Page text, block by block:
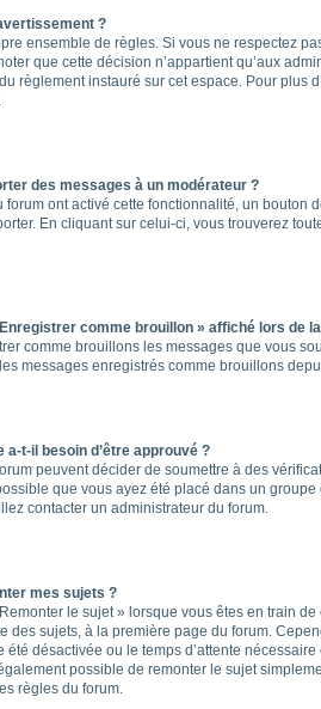
?
ensemble de règles. Si vous ne respectez
que cette décision n’appartient qu’aux
règlement instauré sur cet espace. Pour plus
des messages à un modérateur ?
forum ont activé cette fonctionnalité, un bouton
En cliquant sur celui-ci, vous trouverez
comme brouillon » affiché lors de
comme brouillons les messages que vous
messages enregistrés comme brouillons
a-t-il besoin d’être approuvé ?
peuvent décider de soumettre à des
que vous ayez été placé dans un
contacter un administrateur du forum.
mes sujets ?
le sujet » lorsque vous êtes en train
des sujets, à la première page du forum.
désactivée ou le temps d’attente
possible de remonter le sujet
règles du forum.